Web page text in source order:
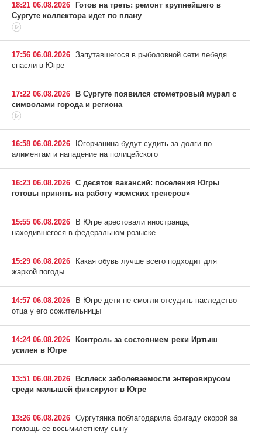
18:21 06.08.2026
Готов на треть: ремонт крупнейшего в
Сургуте коллектора идет по плану
17:56 06.08.2026 Запутавшегося в рыболовной сети лебедя
спасли в Югре
17:22 06.08.2026
В Сургуте появился стометровый мурал с
символами города и региона
16:58 06.08.2026
Югорчанина будут судить за долги по
алиментам и нападение на полицейского
16:23 06.08.2026 С десяток вакансий: поселения Югры
готовы принять на работу «земских тренеров»
15:55 06.08.2026
В Югре арестовали иностранца,
находившегося в федеральном розыске
15:29 06.08.2026
Какая обувь лучше всего подходит для
жаркой погоды
14:57 06.08.2026
В Югре дети не смогли отсудить наследство
отца у его сожительницы
14:24 06.08.2026
Контроль за состоянием реки Иртыш
усилен в Югре
13:51 06.08.2026
Всплеск заболеваемости энтеровирусом
среди малышей фиксируют в Югре
13:26 06.08.2026 Сургутянка поблагодарила бригаду скорой за
помощь ее восьмилетнему сыну